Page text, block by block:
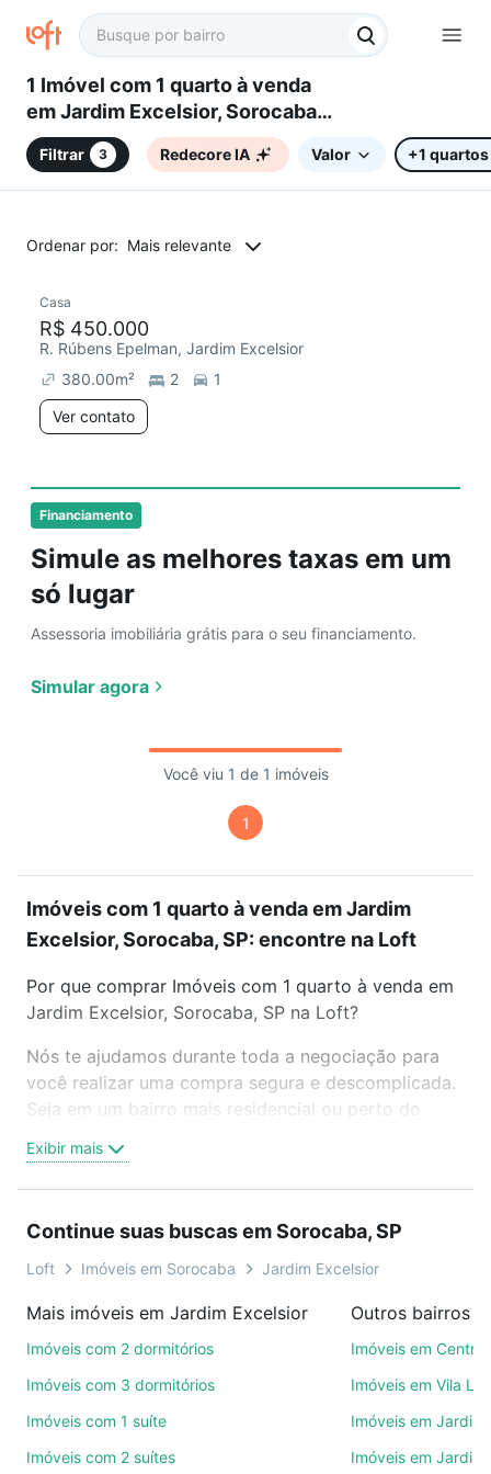
1 Imóvel com 1 quarto à venda
em Jardim Excelsior, Sorocaba,
SP
Filtrar 3 Redecore IA Valor +1 quartos
Ordenar por: Mais relevante
Financiamento
Simule as melhores taxas em um
só lugar
Assessoria imobiliária grátis para o seu financiamento.
Simular agora
Casa
R$ 450.000
R. Rúbens Epelman, Jardim Excelsior
380.00m² 2
1
Ver contato
Você viu 1 de 1 imóveis
1
Imóveis com 1 quarto à venda em Jardim
Excelsior, Sorocaba, SP: encontre na Loft
Por que comprar Imóveis com 1 quarto à venda em
Jardim Excelsior, Sorocaba, SP na Loft?
Nós te ajudamos durante toda a negociação para
você realizar uma compra segura e descomplicada.
Seja em um bairro mais residencial ou perto do
oferta ideal de Imóveis com 1 quarto à venda em
Jardim Excelsior, Sorocaba, SP para conquistar seu
videochamada, é grátis, sem compromisso e você
ainda conta com mais de 46 mil corretores e
de imóveis.
ruas, bairros e até condomínios favoritos. Você
também pode usar os filtros como quantidade de
Exibir mais
Continue suas buscas em Sorocaba, SP
Loft Imóveis em Sorocaba Jardim Excelsior
Mais imóveis em Jardim Excelsior
Imóveis com 2 dormitórios
Imóveis com 3 dormitórios
Imóveis com 1 suíte
Imóveis com 2 suítes
Outros bairros
Imóveis em Centro
Imóveis em Vila
Imóveis em Jardim
Imóveis em Jardim